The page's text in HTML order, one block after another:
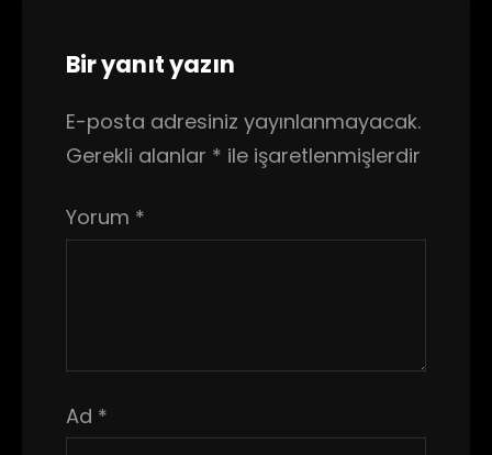
Bir yanıt yazın
E-posta adresiniz yayınlanmayacak.
Gerekli alanlar * ile işaretlenmişlerdir
Yorum *
Ad *